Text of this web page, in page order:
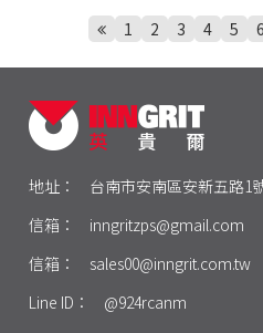
1 2 3 4 5 6
地址：
台南市安南區安新五路1
信箱：
inngritzps@gmail.com
信箱：
sales00@inngrit.com.tw
Line ID：
@924rcanm